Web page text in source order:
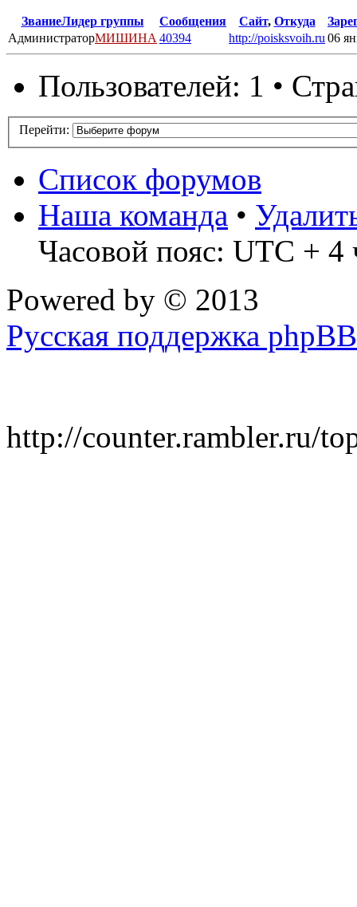
ЗваниеЛидер группы Сообщения Сайт, Откуда
АдминистраторМИШИНА 40394 http://poisksvoih.ru 06
Пользователей: 1 •
Перейти:
Список форумов
Наша команда •
Часовой пояс: UTC + 4
Powered by © 2013
Русская поддержка phpBB
http://counter.rambler.ru/